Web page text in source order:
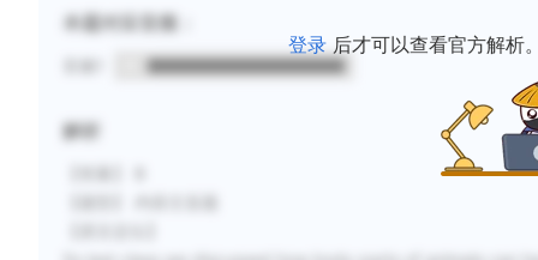
登录 后才可以查看官方解析
本题对应音频：
解析